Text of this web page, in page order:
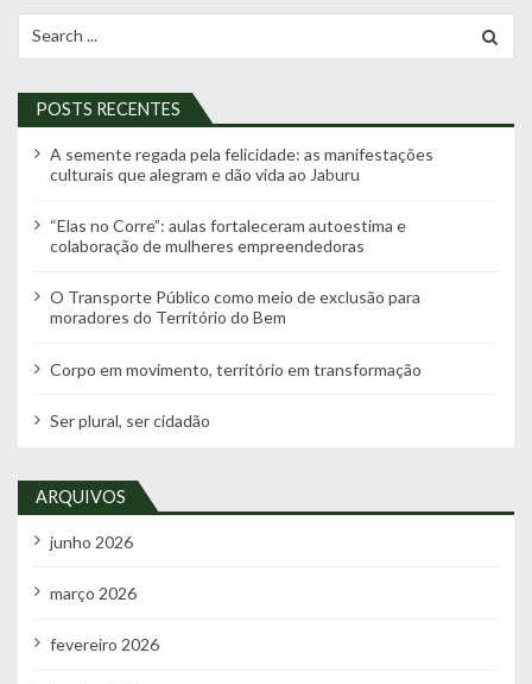
g
a
ç
ã
o
o
p
o
s
s
for:
POSTS RECENTES
A semente regada pela felicidade: as manifestações
culturais que alegram e dão vida ao Jaburu
“Elas no Corre”: aulas fortaleceram autoestima e
colaboração de mulheres empreendedoras
O Transporte Público como meio de exclusão para
moradores do Território do Bem
Corpo em movimento, território em transformação
Ser plural, ser cidadão
ARQUIVOS
junho 2026
março 2026
fevereiro 2026